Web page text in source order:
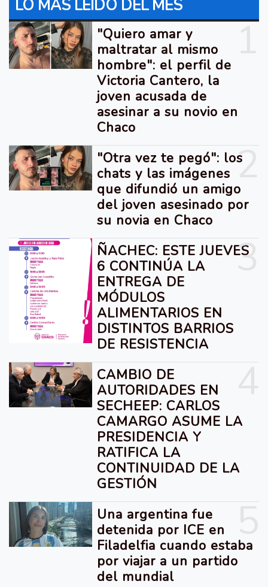
LO MÁS LEIDO DEL MES
"Quiero amar y
maltratar al mismo
hombre": el perfil de
Victoria Cantero, la
joven acusada de
asesinar a su novio en
Chaco
2
"Otra vez te pegó": los
chats y las imágenes
que difundió un amigo
del joven asesinado por
su novia en Chaco
3
ÑACHEC: ESTE JUEVES
6 CONTINÚA LA
ENTREGA DE
MÓDULOS
ALIMENTARIOS EN
DISTINTOS BARRIOS
DE RESISTENCIA
CAMBIO DE
AUTORIDADES EN
SECHEEP: CARLOS
CAMARGO ASUME LA
PRESIDENCIA Y
RATIFICA LA
CONTINUIDAD DE LA
GESTIÓN
Una argentina fue
detenida por ICE en
Filadelfia cuando estaba
por viajar a un partido
del mundial